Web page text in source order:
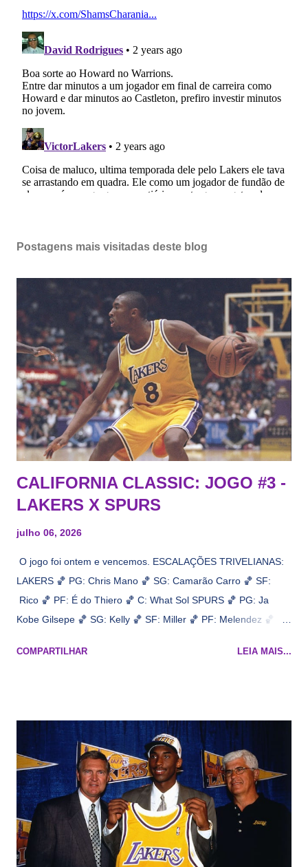
Postagens mais visitadas deste blog
CALIFORNIA CLASSIC: JOGO #3 -
LAKERS X SPURS
julho 06, 2026
O jogo foi ontem e vencemos. ESCALAÇÕES TRIVELIANAS:
LAKERS 🏀 PG: Chris Mano 🏀 SG: Camarão Carro 🏀 SF:
Rico 🏀 PF: É do Thiero 🏀 C: What Sol SPURS 🏀 PG: Ja
Kobe Gilsepe 🏀 SG: Kelly 🏀 SF: Miller 🏀 PF: Melendez 🏀 C:
Na quadra Transmissão: NBA League Pass
COMPARTILHAR LEIA MAIS...